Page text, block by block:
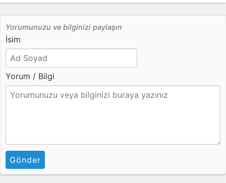
Yorumunuzu ve bilginizi paylaşın
İsim
Yorum / Bilgi
Gönder